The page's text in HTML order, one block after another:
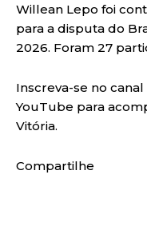
Willean Lepo foi
para a disputa do
2026. Foram 27
Inscreva-se no canal
YouTube para
Vitória.
Compartilhe